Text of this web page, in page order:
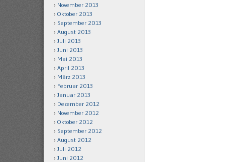
November 2013
Oktober 2013
September 2013
August 2013
Juli 2013
Juni 2013
Mai 2013
April 2013
März 2013
Februar 2013
Januar 2013
Dezember 2012
November 2012
Oktober 2012
September 2012
August 2012
Juli 2012
Juni 2012